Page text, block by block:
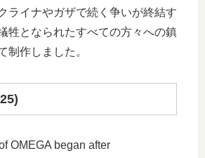
ライナやガザで続く争いが終結す
牲となられたすべての方々への鎮
制作しました。
OMEGA began after